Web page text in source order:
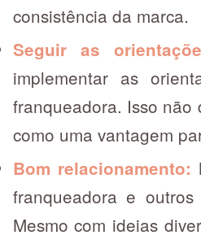
consistência da marca.
Seguir as
implementar as
franqueadora. Isso não
como uma vantagem
Bom relacionamento:
franqueadora e
Mesmo com ideias